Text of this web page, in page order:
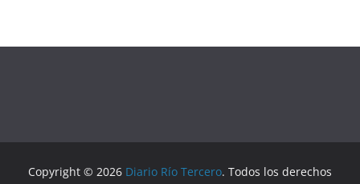
Copyright © 2026 Diario Río Tercero. Todos los derechos